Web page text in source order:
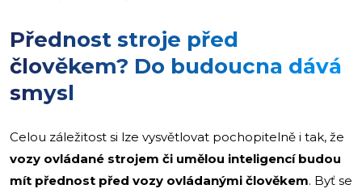
Přednost stroje před
člověkem? Do budoucna dává
smysl
Celou záležitost si lze vysvětlovat pochopitelně i tak, že
vozy ovládané strojem či umělou inteligencí budou
mít přednost před vozy ovládanými člověkem. Byť se